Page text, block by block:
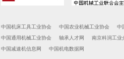
中国机床工具工业协会 中国农业机械工业协会 中
中国通用机械工业协会
轴承人才网 南京科润工业
中国减速机信息网
中国机电数据网